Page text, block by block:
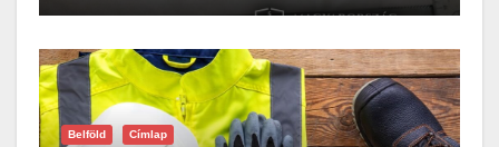
Belföld Címlap